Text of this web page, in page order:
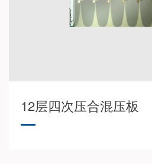
12层四次压合混压板